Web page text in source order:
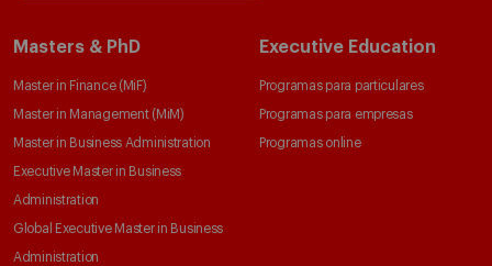
Masters & PhD
Master in Finance (MiF)
Master in Management (MiM)
Master in Business Administration
Executive Master in Business
Administration
Global Executive Master in Business
Administration
Executive Education
Programas para particulares
Programas para empresas
Programas online